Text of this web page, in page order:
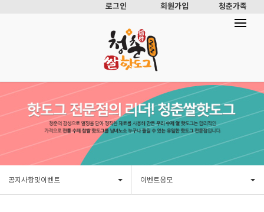
로그인 회원가입 청춘가족
공지사항및이벤트 이벤트응모